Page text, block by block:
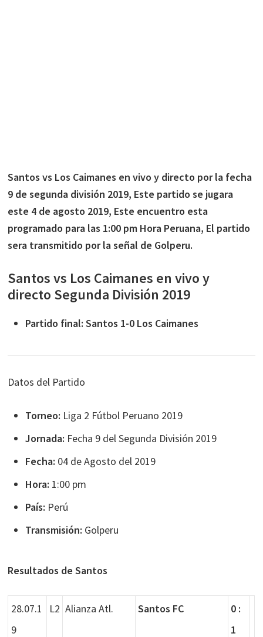
Santos vs Los Caimanes en vivo y directo por la fecha
9 de segunda división 2019, Este partido se jugara
este 4 de agosto 2019, Este encuentro esta
programado para las 1:00 pm Hora Peruana, El partido
sera transmitido por la señal de Golperu.
Santos vs Los Caimanes en vivo y
directo Segunda División 2019
Partido final: Santos 1-0 Los Caimanes
Datos del Partido
Torneo: Liga 2 Fútbol Peruano 2019
Jornada: Fecha 9 del Segunda División 2019
Fecha: 04 de Agosto del 2019
Hora: 1:00 pm
País: Perú
Transmisión: Golperu
Resultados de Santos
28.07.1
9
L2 Alianza Atl. Santos FC
0 :
1